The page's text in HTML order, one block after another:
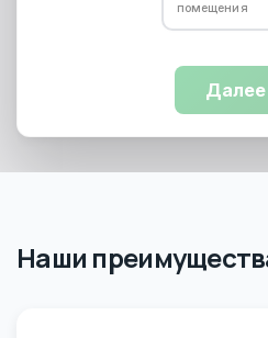
помещения
Далее
Наши